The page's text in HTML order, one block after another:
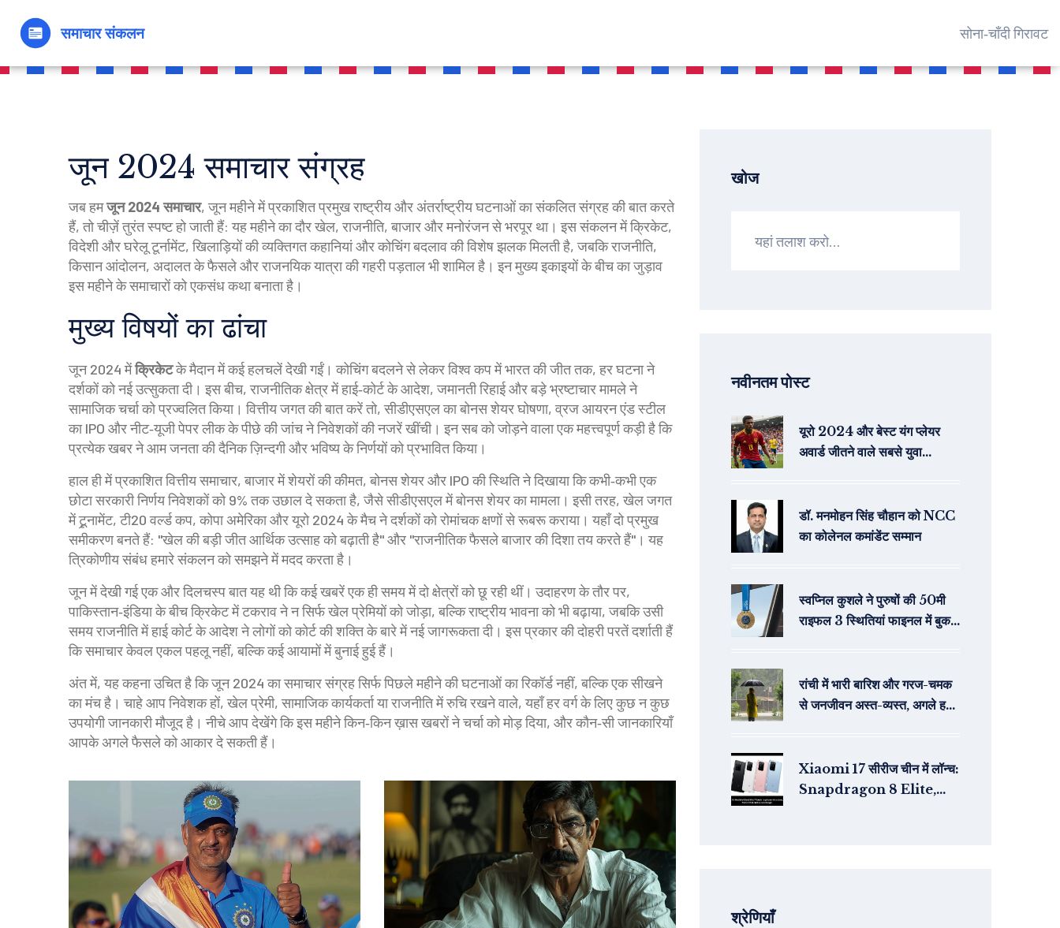
सोना‑चाँदी गिरावट
जून 2024 समाचार संग्रह
जब हमजून 2024 समाचार,जून महीने में प्रकाशित प्रमुख राष्ट्रीय और अंतर्राष्ट्रीय घटनाओं का संकलित संग्रहकी बात करते
हैं, तो चीज़ें तुरंत स्पष्ट हो जाती हैं: यह महीने का दौर खेल, राजनीति, बाजार और मनोरंजन से भरपूर था। इस संकलन मेंक्रिकेट,
विदेशी और घरेलू टूर्नामेंट, खिलाड़ियों की व्यक्तिगत कहानियां और कोचिंग बदलावकी विशेष झलक मिलती है, जबकिराजनीति,
किसान आंदोलन, अदालत के फैसले और राजनयिक यात्राकी गहरी पड़ताल भी शामिल है। इन मुख्य इकाइयों के बीच का जुड़ाव
इस महीने के समाचारों को एकसंध कथा बनाता है।
मुख्य विषयों का ढांचा
जून 2024 मेंक्रिकेटके मैदान में कई हलचलें देखी गईं। कोचिंग बदलने से लेकर विश्व कप में भारत की जीत तक, हर घटना ने
दर्शकों को नई उत्सुकता दी। इस बीच, राजनीतिक क्षेत्र में हाई‑कोर्ट के आदेश, जमानती रिहाई और बड़े भ्रष्टाचार मामले ने
सामाजिक चर्चा को प्रज्वलित किया। वित्तीय जगत की बात करें तो, सीडीएसएल का बोनस शेयर घोषणा, व्रज आयरन एंड स्टील
का IPO और नीट‑यूजी पेपर लीक के पीछे की जांच ने निवेशकों की नजरें खींची। इन सब को जोड़ने वाला एक महत्त्वपूर्ण कड़ी है कि
प्रत्येक खबर ने आम जनता की दैनिक ज़िन्दगी और भविष्य के निर्णयों को प्रभावित किया।
हाल ही में प्रकाशितवित्तीय समाचार,बाजार में शेयरों की कीमत, बोनस शेयर और IPO की स्थितिने दिखाया कि कभी‑कभी एक
छोटा सरकारी निर्णय निवेशकों को 9% तक उछाल दे सकता है, जैसे सीडीएसएल में बोनस शेयर का मामला। इसी तरह, खेल जगत
मेंटूर्‍नामेंट,टी20 वर्ल्ड कप, कोपा अमेरिका और यूरो 2024 के मैचने दर्शकों को रोमांचक क्षणों से रूबरू कराया। यहाँ दो प्रमुख
समीकरण बनते हैं: "खेल की बड़ी जीत आर्थिक उत्साह को बढ़ाती है" और "राजनीतिक फैसले बाजार की दिशा तय करते हैं"। यह
त्रिकोणीय संबंध हमारे संकलन को समझने में मदद करता है।
जून में देखी गई एक और दिलचस्प बात यह थी कि कई खबरें एक ही समय में दो क्षेत्रों को छू रही थीं। उदाहरण के तौर पर,
पाकिस्तान‑इंडिया के बीच क्रिकेट में टकराव ने न सिर्फ खेल प्रेमियों को जोड़ा, बल्कि राष्ट्रीय भावना को भी बढ़ाया, जबकि उसी
समय राजनीति में हाई कोर्ट के आदेश ने लोगों को कोर्ट की शक्ति के बारे में नई जागरूकता दी। इस प्रकार की दोहरी परतें दर्शाती हैं
कि समाचार केवल एकल पहलू नहीं, बल्कि कई आयामों में बुनाई हुई हैं।
अंत में, यह कहना उचित है कि जून 2024 का समाचार संग्रह सिर्फ पिछले महीने की घटनाओं का रिकॉर्ड नहीं, बल्कि एक सीखने
का मंच है। चाहे आप निवेशक हों, खेल प्रेमी, सामाजिक कार्यकर्ता या राजनीति में रुचि रखने वाले, यहाँ हर वर्ग के लिए कुछ न कुछ
उपयोगी जानकारी मौजूद है। नीचे आप देखेंगे कि इस महीने किन‑किन ख़ास खबरों ने चर्चा को मोड़ दिया, और कौन‑सी जानकारियाँ
आपके अगले फैसले को आकार दे सकती हैं।
खोज
नवीनतम पोस्ट
यूरो 2024 और बेस्ट यंग प्लेयर
अवार्ड जीतने वाले सबसे युवा
डॉ. मनमोहन सिंह चौहान को NCC
का कोलेनल कमांडेंट सम्मान
स्वप्निल कुशले ने पुरुषों की 50मी
राइफल 3 स्थितियां फाइनल में बुक
रांची में भारी बारिश और गरज-चमक
से जनजीवन अस्त-व्यस्त, अगले हफ्ते
Xiaomi 17 सीरीज चीन में लॉन्च:
Snapdragon 8 Elite,
श्रेणियाँ